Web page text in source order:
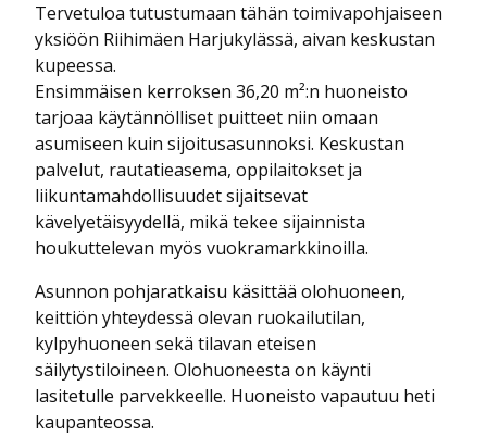
Tervetuloa tutustumaan tähän toimivapohjaiseen
yksiöön Riihimäen Harjukylässä, aivan keskustan
kupeessa.
Ensimmäisen kerroksen 36,20 m²:n huoneisto
tarjoaa käytännölliset puitteet niin omaan
asumiseen kuin sijoitusasunnoksi. Keskustan
palvelut, rautatieasema, oppilaitokset ja
liikuntamahdollisuudet sijaitsevat
kävelyetäisyydellä, mikä tekee sijainnista
houkuttelevan myös vuokramarkkinoilla.
Asunnon pohjaratkaisu käsittää olohuoneen,
keittiön yhteydessä olevan ruokailutilan,
kylpyhuoneen sekä tilavan eteisen
säilytystiloineen. Olohuoneesta on käynti
lasitetulle parvekkeelle. Huoneisto vapautuu heti
kaupanteossa.